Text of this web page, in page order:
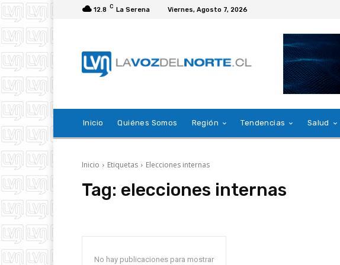
12.8 C La Serena Viernes, Agosto 7, 2026
Inicio Quiénes Somos Región Tendencias Salud
Inicio Etiquetas Elecciones internas
Tag: elecciones internas
No hay publicaciones para mostrar